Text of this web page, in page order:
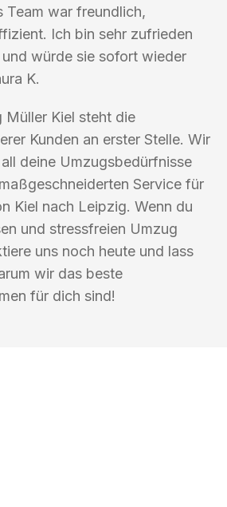
Team war freundlich,
Ich bin sehr zufrieden
würde sie sofort wieder
K.
Müller Kiel steht die
Kunden an erster Stelle. Wir
deine Umzugsbedürfnisse
Service für
Kiel nach Leipzig. Wenn du
und stressfreien Umzug
uns noch heute und lass
wir das beste
für dich sind!